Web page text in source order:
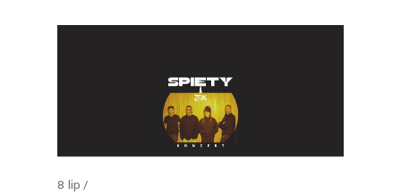
8 lip